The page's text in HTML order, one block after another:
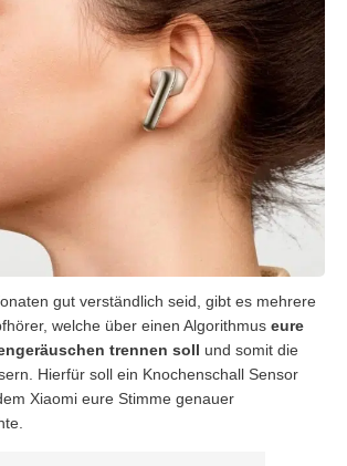
gut verständlich seid, gibt es mehrere
welche über einen Algorithmus eure
trennen soll und somit die
Hierfür soll ein Knochenschall Sensor
Xiaomi eure Stimme genauer